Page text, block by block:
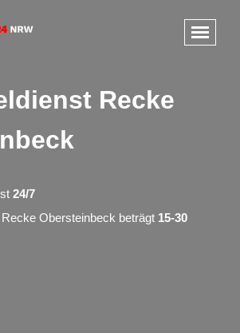
Recke
24/7
Obersteinbeck beträgt 15-30